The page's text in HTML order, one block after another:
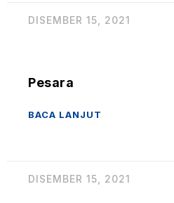
DISEMBER 15, 2021
Pesara
BACA LANJUT
DISEMBER 15, 2021